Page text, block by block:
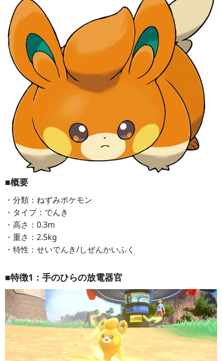
■概要
・分類：ねずみポケモン
・タイプ：でんき
・高さ：0.3m
・重さ：2.5kg
・特性：せいでんき/しぜんかいふく
■特徴1：手のひらの放電器官